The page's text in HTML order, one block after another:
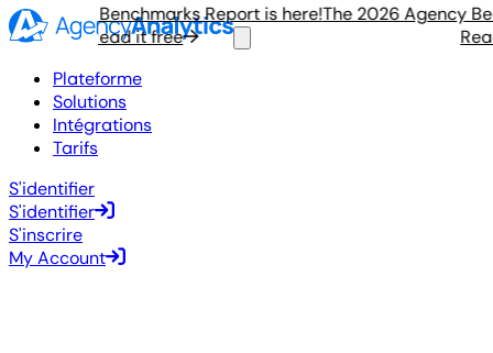
Agency Benchmarks Report is here!
Read it free
The 2026 Agency
Read
Plateforme
Solutions
Intégrations
Tarifs
S'identifier
S'identifier
S'inscrire
My Account